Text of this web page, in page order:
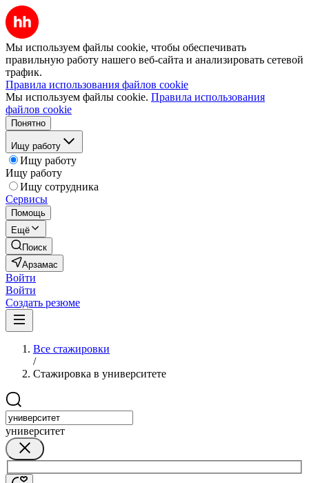
Мы используем файлы cookie, чтобы обеспечивать
правильную работу нашего веб-сайта и анализировать сетевой
трафик.
Правила использования файлов cookie
Мы используем файлы cookie. Правила использования
файлов cookie
Понятно
Ищу работу
Ищу работу
Ищу работу
Ищу сотрудника
Сервисы
Помощь
Ещё
Поиск
Арзамас
Войти
Войти
Создать резюме
Все стажировки
/
Стажировка в университете
университет